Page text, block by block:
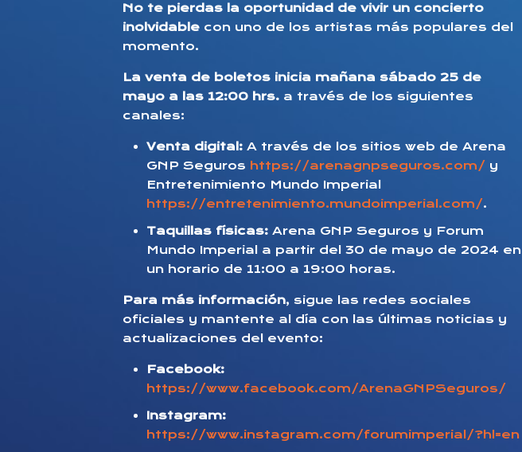
No te pierdas la oportunidad de vivir un concierto
inolvidable con uno de los artistas más populares del
momento.
La venta de boletos inicia mañana sábado 25 de
mayo a las 12:00 hrs. a través de los siguientes
canales:
Venta digital: A través de los sitios web de Arena
GNP Seguros https://arenagnpseguros.com/ y
Entretenimiento Mundo Imperial
https://entretenimiento.mundoimperial.com/.
Taquillas físicas: Arena GNP Seguros y Forum
Mundo Imperial a partir del 30 de mayo de 2024 en
un horario de 11:00 a 19:00 horas.
Para más información, sigue las redes sociales
oficiales y mantente al día con las últimas noticias y
actualizaciones del evento:
Facebook:
https://www.facebook.com/ArenaGNPSeguros/
Instagram:
https://www.instagram.com/forumimperial/?hl=en